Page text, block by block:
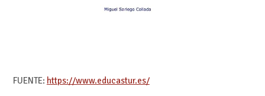
FUENTE: https://www.educastur.es/